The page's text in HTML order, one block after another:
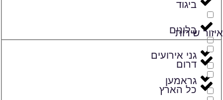
ביגוד
בלונים
גני אירועים
גראמען
איזור שירות
דרום
כל הארץ